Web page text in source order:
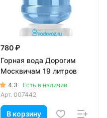
780 ₽
Горная вода Дорогим
Москвичам 19 литров
4.3
Есть в наличии
Арт. 007442
В корзину